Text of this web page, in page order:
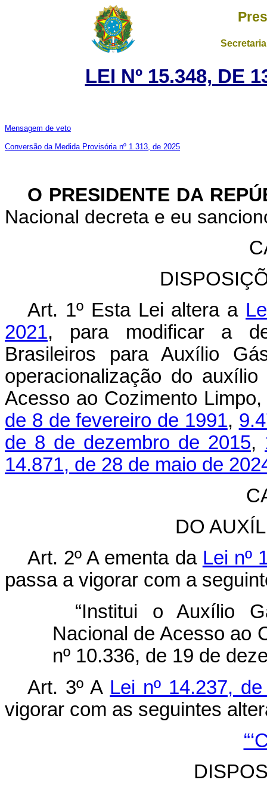
LEI Nº 15.348, DE
Mensagem de veto
Conversão da Medida Provisória nº 1.313, de 2025
O PRESIDENTE DA
Nacional decreta e eu
Art. 1º Esta Lei altera a
2021, para modificar a
Brasileiros para Auxílio
operacionalização do
Acesso ao Cozimento
de 8 de fevereiro de 1991,
de 8 de dezembro de 2015,
14.871, de 28 de maio de
DO
Art. 2º A ementa da Lei nº
passa a vigorar com a
“Institui o Auxílio
Nacional de Acesso ao
nº 10.336, de 19 de
Art. 3º A Lei nº 14.237,
vigorar com as seguintes